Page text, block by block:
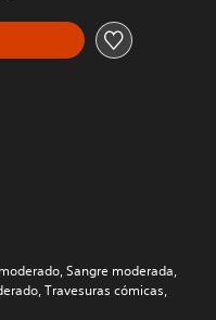
Sangre moderada,
Travesuras cómicas,